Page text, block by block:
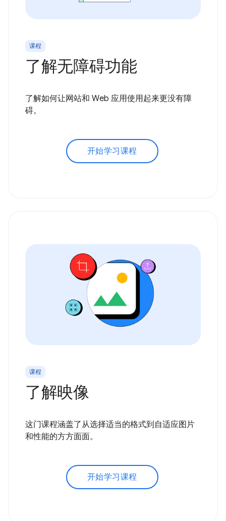
课程
了解无障碍功能
了解如何让网站和 Web 应用使用起来更没有障
碍。
开始学习课程
课程
了解映像
这门课程涵盖了从选择适当的格式到自适应图片
和性能的方方面面。
开始学习课程